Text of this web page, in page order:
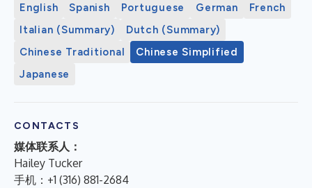
English Spanish Portuguese German
French
Italian (Summary)
Dutch (Summary)
Chinese Traditional
Chinese Simplified
Japanese
CONTACTS
媒体联系人：
Hailey Tucker
手机：+1 (316) 881-2684